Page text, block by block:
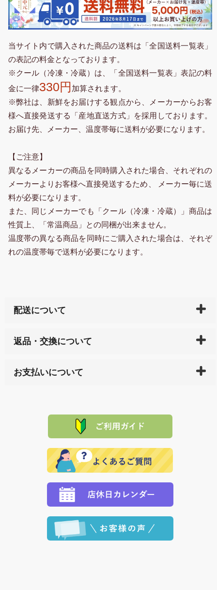
当サイト内で購入された商品の送料は「全国送料一覧表」
の表記の料金となっております。
※クール（冷凍・冷蔵）は、「全国送料一覧表」表記の料
金に一律330円 加算されます。
※弊社は、新鮮をお届けする観点から、メーカーからお客
様へ直接発送する「産地直送方式」を採用しております。
お届け先、メーカー、温度帯毎に送料が必要になります。
【ご注意】
異なるメーカーの商品を同時購入された場合、それぞれの
メーカーよりお客様へ直接発送するため、 メーカー毎に送
料が必要になります。
また、同じメーカーでも「クール（冷凍・冷蔵）」商品は
性質上、「常温商品」との同梱が出来ません。
温度帯の異なる商品を同時にご購入された場合は、それぞ
れの温度帯毎で送料が必要になります。
配送について
天ペイ」の方はご注文受付後）、 長崎県下全域に点在
サイト内で購入された商品の送料は、こちらの
全国送
れの生産メーカーからお客様の元へ直送いたしますの
で、 それぞれ個別に送料が必要になります。
返品・交換について
または配送途中の 事故などで不都合が生じている場合
品代金を返金いたします。）
その際は誠に申し訳ありませんが、当協会までご注文
願いいたします。
お支払いについて
た場合、お客様からの ご入金を確認した後で、商品を
※「クレジットカード」「PayPay」「楽天ペイ」を指
定された場合は、準備出来次第の便にてお送りいたし
ます。 （到着日指定をされている場合は、ご指定の日
程に合わせてお届けいたします。）